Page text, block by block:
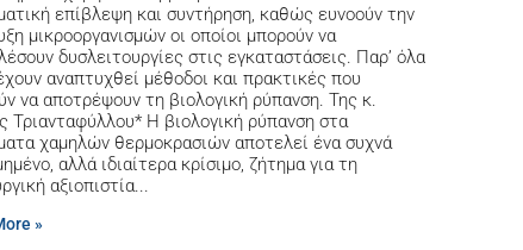
επίβλεψη και συντήρηση, καθώς ευνοούν την
μικροοργανισμών οι οποίοι μπορούν να
δυσλειτουργίες στις εγκαταστάσεις. Παρ’ όλα
αναπτυχθεί μέθοδοι και πρακτικές που
να αποτρέψουν τη βιολογική ρύπανση. Της κ.
Τριανταφύλλου* Η βιολογική ρύπανση στα
χαμηλών θερμοκρασιών αποτελεί ένα συχνά
αλλά ιδιαίτερα κρίσιμο, ζήτημα για τη
αξιοπιστία
»